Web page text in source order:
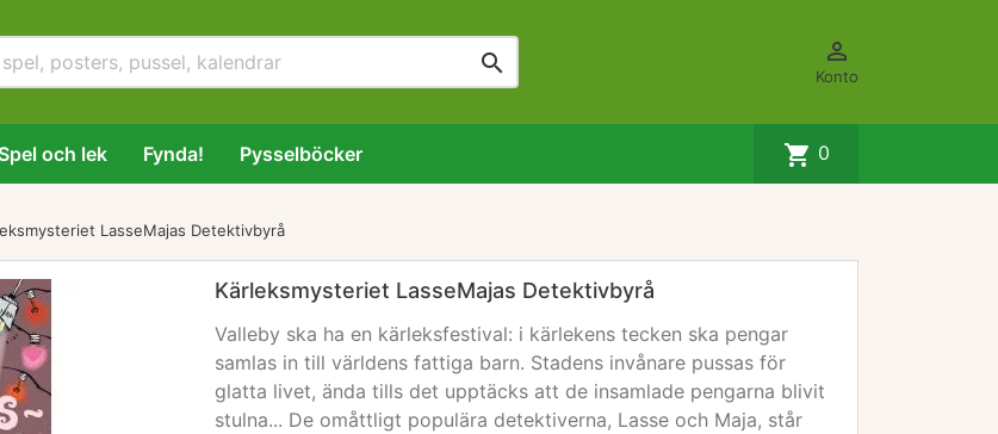
 
Konto
och lek Fynda! Pysselböcker shopping_cart 0
LasseMajas Detektivbyrå
Kärleksmysteriet LasseMajas Detektivbyrå
Valleby ska ha en kärleksfestival: i kärlekens tecken ska pengar
samlas in till världens fattiga barn. Stadens invånare pussas för
glatta livet, ända tills det upptäcks att de insamlade pengarna blivit
stulna... De omåttligt populära detektiverna, Lasse och Maja, står